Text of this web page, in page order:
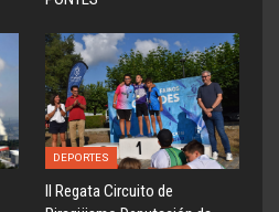
DEPORTES
ll Regata Circuito de